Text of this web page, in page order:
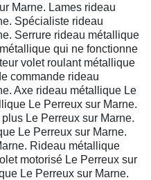
Marne. Lames rideau
Spécialiste rideau
Serrure rideau métallique
qui ne fonctionne
volet roulant métallique
commande rideau
Axe rideau métallique Le
Le Perreux sur Marne.
Le Perreux sur Marne.
Le Perreux sur Marne.
Rideau métallique
motorisé Le Perreux sur
Le Perreux sur Marne.